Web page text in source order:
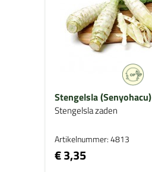
Stengelsla (Senyohacu)
Stengelsla zaden
Artikelnummer: 4813
€ 3,35